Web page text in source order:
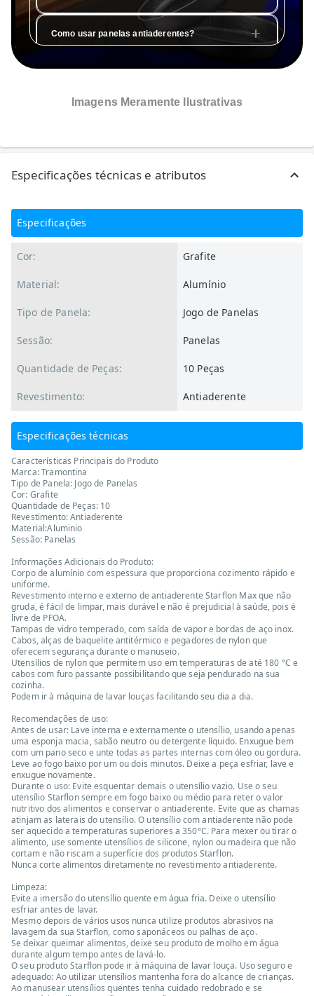
Como usar panelas antiaderentes?
Como posicionar panelas antiaderentes com
antiaderentes?
Imagens Meramente Ilustrativas
Especificações técnicas e atributos
Especificações
Cor: Grafite
Material: Alumínio
Tipo de Panela: Jogo de Panelas
Sessão: Panelas
Quantidade de Peças: 10 Peças
Revestimento: Antiaderente
Especificações técnicas
Características Principais do Produto
Marca: Tramontina
Tipo de Panela: Jogo de Panelas
Cor: Grafite
Quantidade de Peças: 10
Revestimento: Antiaderente
Material:Aluminio
Sessão: Panelas
Informações Adicionais do Produto:
Corpo de alumínio com espessura que proporciona cozimento rápido e
uniforme.
Revestimento interno e externo de antiaderente Starflon Max que não
gruda, é fácil de limpar, mais durável e não é prejudicial à saúde, pois é
livre de PFOA.
Tampas de vidro temperado, com saída de vapor e bordas de aço inox.
Cabos, alças de baquelite antitérmico e pegadores de nylon que
oferecem segurança durante o manuseio.
Utensílios de nylon que permitem uso em temperaturas de até 180 °C e
cabos com furo passante possibilitando que seja pendurado na sua
cozinha.
Podem ir à máquina de lavar louças facilitando seu dia a dia.
Recomendações de uso:
Antes de usar: Lave interna e externamente o utensílio, usando apenas
uma esponja macia, sabão neutro ou detergente líquido. Enxugue bem
com um pano seco e unte todas as partes internas com óleo ou gordura.
Leve ao fogo baixo por um ou dois minutos. Deixe a peça esfriar, lave e
enxugue novamente.
Durante o uso: Evite esquentar demais o utensílio vazio. Use o seu
utensílio Starflon sempre em fogo baixo ou médio para reter o valor
nutritivo dos alimentos e conservar o antiaderente. Evite que as chamas
atinjam as laterais do utensílio. O utensílio com antiaderente não pode
ser aquecido a temperaturas superiores a 350°C. Para mexer ou tirar o
alimento, use somente utensílios de silicone, nylon ou madeira que não
cortam e não riscam a superfície dos produtos Starflon.
Nunca corte alimentos diretamente no revestimento antiaderente.
Limpeza:
Evite a imersão do utensílio quente em água fria. Deixe o utensílio
esfriar antes de lavar.
Mesmo depois de vários usos nunca utilize produtos abrasivos na
lavagem da sua Starflon, como saponáceos ou palhas de aço.
Se deixar queimar alimentos, deixe seu produto de molho em água
durante algum tempo antes de lavá-lo.
O seu produto Starflon pode ir à máquina de lavar louça. Uso seguro e
adequado: Ao utilizar utensílios mantenha fora do alcance de crianças.
Ao manusear utensílios quentes tenha cuidado redobrado e se